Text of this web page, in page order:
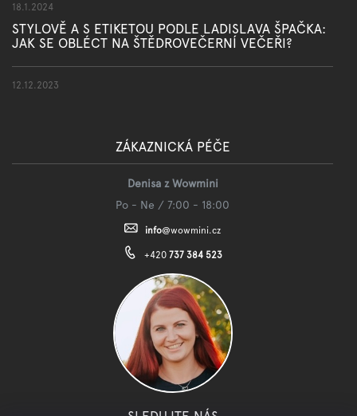
18.1.2024
STYLOVĚ A S ETIKETOU PODLE LADISLAVA ŠPAČKA:
JAK SE OBLÉCT NA ŠTĚDROVEČERNÍ VEČEŘI?
12.12.2023
ZÁKAZNICKÁ PÉČE
Denisa z Wowmini
Po - Ne / 7:00 - 18:00
info@wowmini.cz
+420 737 384 523